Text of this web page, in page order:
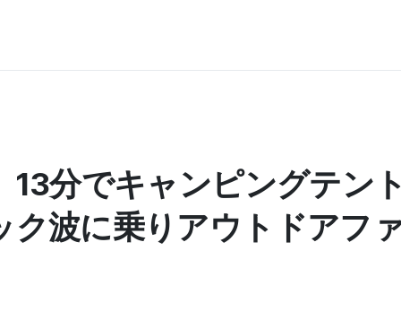
13分でキャンピングテン
ク波に乗りアウトドアフ